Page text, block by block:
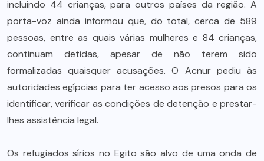
incluindo 44 crianças, para outros países da região. A
porta-voz ainda informou que, do total, cerca de 589
pessoas, entre as quais várias mulheres e 84 crianças,
continuam detidas, apesar de não terem sido
formalizadas quaisquer acusações. O Acnur pediu às
autoridades egípcias para ter acesso aos presos para os
identificar, verificar as condições de detenção e prestar-
lhes assistência legal.
Os refugiados sírios no Egito são alvo de uma onda de